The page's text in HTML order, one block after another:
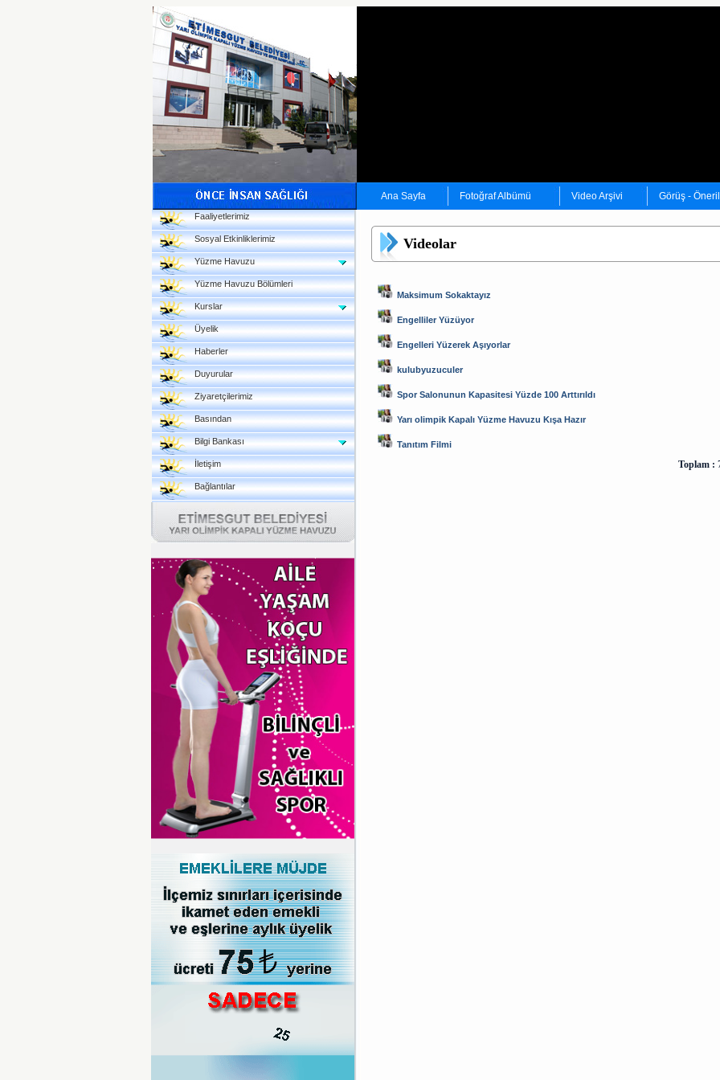
Ana Sayfa Fotoğraf Albümü Video Arşivi Görüş -
Faaliyetlerimiz
Sosyal Etkinliklerimiz
Yüzme Havuzu
Yüzme Havuzu Bölümleri
Kurslar
Üyelik
Haberler
Duyurular
Ziyaretçilerimiz
Basından
Bilgi Bankası
İletişim
Bağlantılar
Videolar
Maksimum Sokaktayız
Engelliler Yüzüyor
Engelleri Yüzerek Aşıyorlar
kulubyuzuculer
Spor Salonunun Kapasitesi Yüzde 100 Arttırıldı
Yarı olimpik Kapalı Yüzme Havuzu Kışa Hazır
Tanıtım Filmi
Toplam :